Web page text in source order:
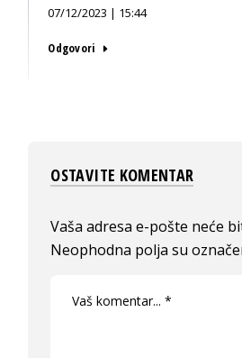
07/12/2023 | 15:44
Odgovori
OSTAVITE KOMENTAR
Vaša adresa e-pošte neće
Neophodna polja su